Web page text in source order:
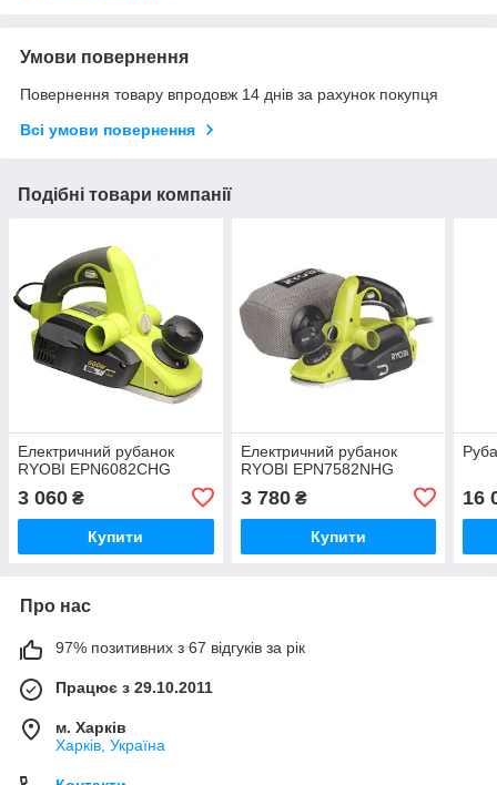
Умови повернення
Повернення товару впродовж 14 днів за рахунок покупця
Всі умови повернення
Подібні товари компанії
Електричний рубанок
RYOBI EPN6082CHG
3 060 ₴
Купити
Електричний рубанок
RYOBI EPN7582NHG
3 780₴
Купити
16
Про нас
97% позитивних з 67 відгуків за рік
Працює з 29.10.2011
м. Харків
Харків, Україна